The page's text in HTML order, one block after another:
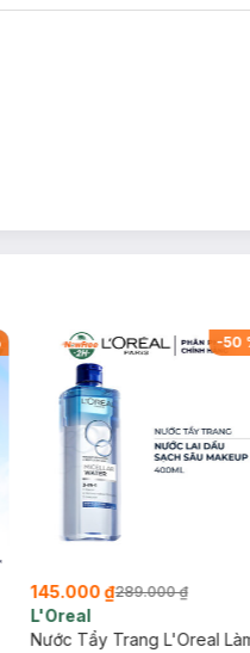
-50
145.000 ₫289.000 ₫
L'Oreal
Nước Tẩy Trang L'Oreal